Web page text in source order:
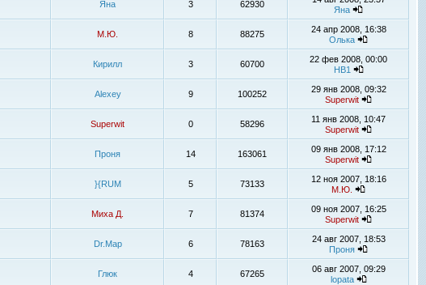
Яна 3 62930
Яна
М.Ю. 8 88275
24 апр 2008, 16:38
Олька
Кирилл 3 60700
22 фев 2008, 00:00
НВ1
Alexey 9 100252
29 янв 2008, 09:32
Superwit
Superwit 0 58296
11 янв 2008, 10:47
Superwit
Проня 14 163061
09 янв 2008, 17:12
Superwit
}{RUM 5 73133
12 ноя 2007, 18:16
М.Ю.
Миха Д. 7 81374
09 ноя 2007, 16:25
Superwit
Dr.Map 6 78163
24 авг 2007, 18:53
Проня
Глюк 4 67265
06 авг 2007, 09:29
lopata